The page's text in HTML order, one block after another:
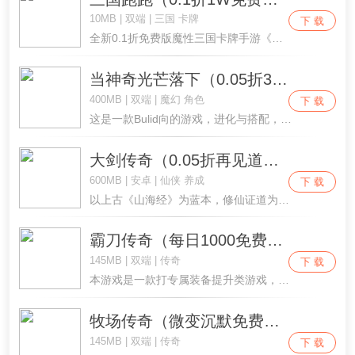
10MB | 双端 | 三国 卡牌
全新0.1折免费版魔性三国卡牌手游《三国跑跑》已就位，天天免费领取10000代金券海量礼包免费购买！上线送名将黄忠*1、VIP3、元宝*6480、铜钱*100w、红色1星4件套*1，升级免费送满级VIP15，海量资源、武将免费拿，登录再送UR任选1000抽，顶级武将轻松养成，躺平挂机也能招兵买马，这里有接着奏乐接着舞的皇叔，也有盖饭的曹操和瓜保熟的关羽，海量有梗武将等你招募，助你轻松称霸三国，速来开启你的三国征程吧！
下 载
当神奇光芒落下（0.05折3280免费版）
400MB | 双端 | 魔幻 角色 下 载
大剑传奇（0.05折再见道友免费版）
600MB | 安卓 | 仙侠 养成 下 载
霸刀传奇（每日1000免费版）
145MB | 双端 | 传奇 下 载
牧场传奇（微变沉默免费版）
145MB | 双端 | 传奇 下 载